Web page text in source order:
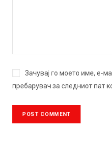
Зачувај го моето име, е-
пребарувач за следниот пат